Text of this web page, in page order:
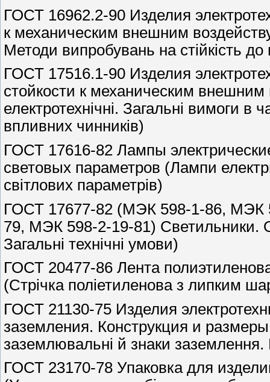
ГОСТ 16962.2-90 Изделия
к механическим внешним
Методи випробувань на стійкість до
ГОСТ 17516.1-90 Изделия
стойкости к механическим
електротехнічні. Загальні вимоги в
впливних чинників)
ГОСТ 17616-82 Лампы
световых параметров (Лампи
світлових параметрів)
ГОСТ 17677-82 (МЭК 598-1-86, МЭК
79, МЭК 598-2-19-81) Светильники.
Загальні технічні умови)
ГОСТ 20477-86 Лента
(Стрічка поліетиленова з липким
ГОСТ 21130-75 Изделия
заземления. Конструкция и размеры
заземлювальні й знаки заземлення.
ГОСТ 23170-78 Упаковка для